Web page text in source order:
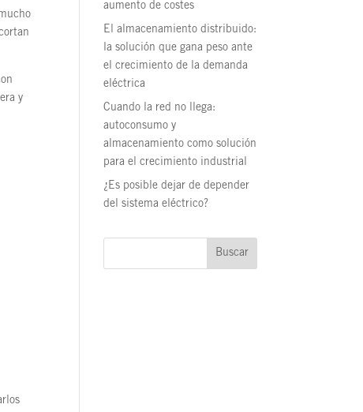
y
aumento de costes
El almacenamiento distribuido:
la solución que gana peso ante
el crecimiento de la demanda
eléctrica
Cuando la red no llega:
autoconsumo y
almacenamiento como solución
para el crecimiento industrial
¿Es posible dejar de depender
del sistema eléctrico?
Buscar